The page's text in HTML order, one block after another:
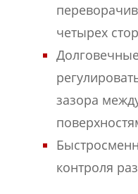
четырех
зазора
контроля